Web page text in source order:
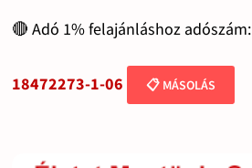
🔴 Adó 1% felajánláshoz adószám:
18472273-1-06 📋 MÁSOLÁS